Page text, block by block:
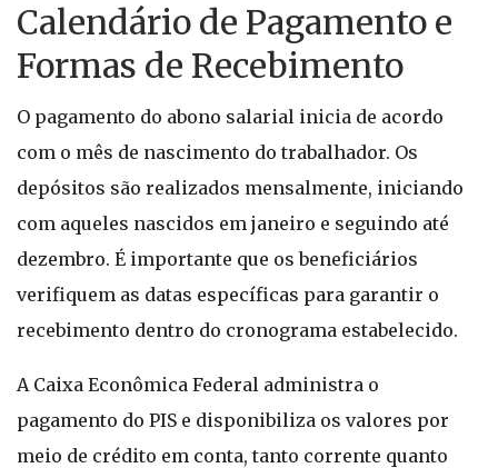
Calendário de Pagamento e
Formas de Recebimento
O pagamento do abono salarial inicia de acordo
com o mês de nascimento do trabalhador. Os
depósitos são realizados mensalmente, iniciando
com aqueles nascidos em janeiro e seguindo até
dezembro. É importante que os beneficiários
verifiquem as datas específicas para garantir o
recebimento dentro do cronograma estabelecido.
A Caixa Econômica Federal administra o
pagamento do PIS e disponibiliza os valores por
meio de crédito em conta, tanto corrente quanto